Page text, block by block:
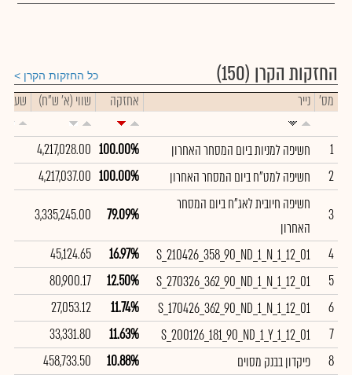
החזקות הקרן (150) כל החזקות הקרן
מס' נייר אחזקה שווי (א' ש"ח) שער
1 חשיפה למניות ביום המסחר האחרון 100.00%
4,217,028.00
2
חשיפה למט"ח ביום המסחר האחרון 100.00%
4,217,037.00
3
חשיפה חיובית לאג"ח ביום המסחר
האחרון
79.09%
3,335,245.00
4
S_210426_358_90_ND_1_N_1_12_01
16.97%
45,124.65
5
S_270326_362_90_ND_1_N_1_12_01
12.50%
80,900.17
6
S_170426_362_90_ND_1_N_1_12_01
11.74%
27,053.12
7
S_200126_181_90_ND_1_Y_1_12_01
11.63%
33,331.80
8
פיקדון בבנק מסוים 10.88%
458,733.50